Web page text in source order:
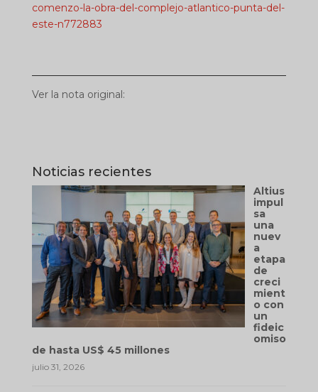
comenzo-la-obra-del-complejo-atlantico-punta-del-
este-n772883
Ver la nota original:
Noticias recientes
Altius
impul
sa
una
nuev
a
etapa
de
creci
mient
o con
un
fideic
omiso
de hasta US$ 45 millones
julio 31, 2026